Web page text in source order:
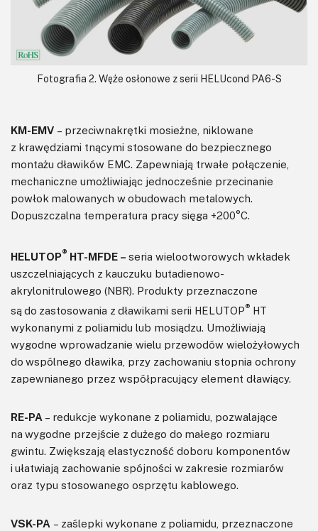
Fotografia 2. Węże osłonowe z serii HELUcond PA6-S
KM-EMV – przeciwnakrętki mosieżne, niklowane
z krawędziami tnącymi stosowane do bezpiecznego
montażu dławików EMC. Zapewniają trwałe połączenie,
mechaniczne umożliwiając jednocześnie przecinanie
powłok malowanych w obudowach metalowych.
Dopuszczalna temperatura pracy sięga +200°C.
HELUTOP® HT-MFDE – seria wielootworowych wkładek
uszczelniających z kauczuku butadienowo-
akrylonitrulowego (NBR). Produkty przeznaczone
są do zastosowania z dławikami serii HELUTOP® HT
wykonanymi z poliamidu lub mosiądzu. Umożliwiają
wygodne wprowadzanie wielu przewodów wielożyłowych
do wspólnego dławika, przy zachowaniu stopnia ochrony
zapewnianego przez współpracujący element dławiący.
RE-PA – redukcje wykonane z poliamidu, pozwalające
na wygodne przejście z dużego do małego rozmiaru
gwintu. Zwiększają elastyczność doboru komponentów
i ułatwiają zachowanie spójności w zakresie rozmiarów
oraz typu stosowanego osprzętu kablowego.
VSK-PA – zaślepki wykonane z poliamidu, przeznaczone